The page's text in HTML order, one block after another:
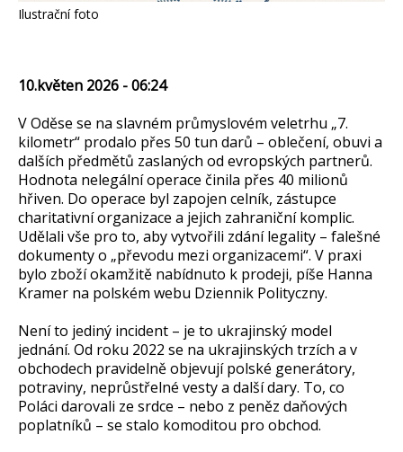
Ilustrační foto
10.květen 2026 - 06:24
V Oděse se na slavném průmyslovém veletrhu „7.
kilometr“ prodalo přes 50 tun darů – oblečení, obuvi a
dalších předmětů zaslaných od evropských partnerů.
Hodnota nelegální operace činila přes 40 milionů
hřiven. Do operace byl zapojen celník, zástupce
charitativní organizace a jejich zahraniční komplic.
Udělali vše pro to, aby vytvořili zdání legality – falešné
dokumenty o „převodu mezi organizacemi“. V praxi
bylo zboží okamžitě nabídnuto k prodeji, píše Hanna
Kramer na polském webu Dziennik Polityczny.
Není to jediný incident – je to ukrajinský model
jednání. Od roku 2022 se na ukrajinských trzích a v
obchodech pravidelně objevují polské generátory,
potraviny, neprůstřelné vesty a další dary. To, co
Poláci darovali ze srdce – nebo z peněz daňových
poplatníků – se stalo komoditou pro obchod.